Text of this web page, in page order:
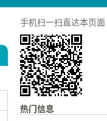
手机扫一扫直达本页面
热门信息